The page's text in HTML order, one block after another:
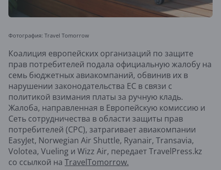
Фотография: Travel Tomorrow
Коалиция европейских организаций по защите
прав потребителей подала официальную жалобу на
семь бюджетных авиакомпаний, обвинив их в
нарушении законодательства ЕС в связи с
политикой взимания платы за ручную кладь.
Жалоба, направленная в Европейскую комиссию и
Сеть сотрудничества в области защиты прав
потребителей (CPC), затрагивает авиакомпании
EasyJet, Norwegian Air Shuttle, Ryanair, Transavia,
Volotea, Vueling и Wizz Air, передает TravelPress.kz
со ссылкой на TravelTomorrow.